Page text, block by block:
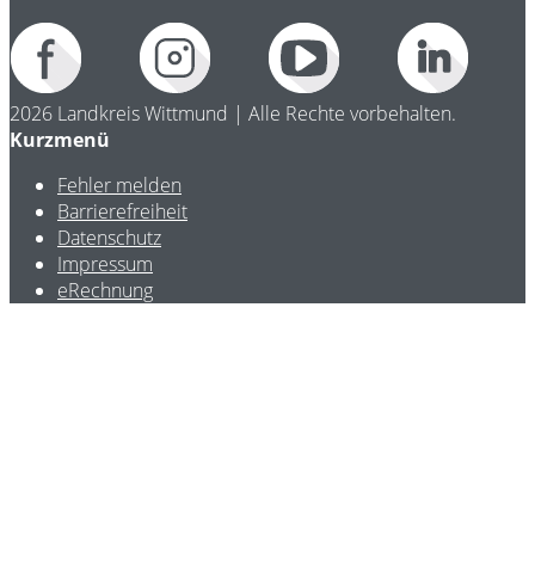
2026 Landkreis Wittmund | Alle Rechte vorbehalten.
Kurzmenü
Fehler melden
Barrierefreiheit
Datenschutz
Impressum
eRechnung